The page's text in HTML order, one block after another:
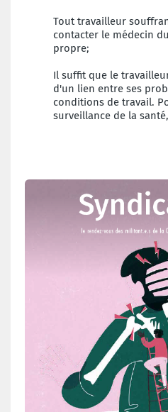
Tout travailleur
contacter le médecin
propre;
Il suffit que le
d'un lien entre ses
conditions de travail.
surveillance de la